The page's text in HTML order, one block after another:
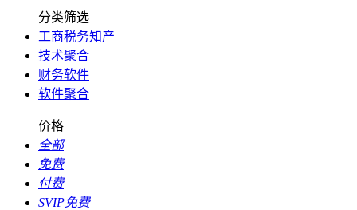
分类筛选
工商税务知产
技术聚合
财务软件
软件聚合
价格
全部
免费
付费
SVIP免费